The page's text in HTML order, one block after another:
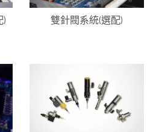
) 雙針閥系統(選配)